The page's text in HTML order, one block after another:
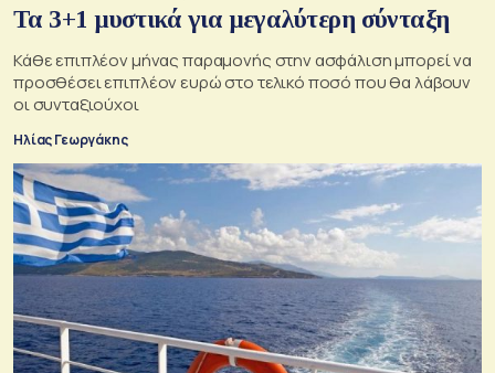
Τα 3+1 μυστικά για μεγαλύτερη σύνταξη
Κάθε επιπλέον μήνας παραμονής στην ασφάλιση μπορεί να
προσθέσει επιπλέον ευρώ στο τελικό ποσό που θα λάβουν
οι συνταξιούχοι
Ηλίας Γεωργάκης